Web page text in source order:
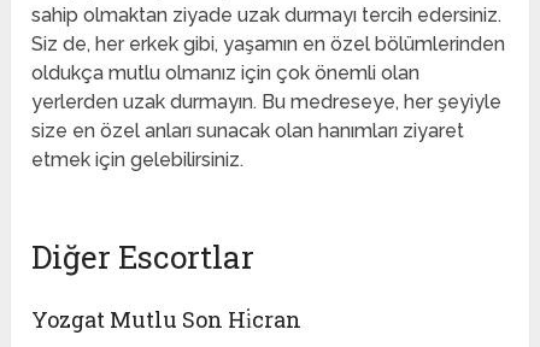
sahip olmaktan ziyade uzak durmayı tercih edersiniz.
Siz de, her erkek gibi, yaşamın en özel bölümlerinden
oldukça mutlu olmanız için çok önemli olan
yerlerden uzak durmayın. Bu medreseye, her şeyiyle
size en özel anları sunacak olan hanımları ziyaret
etmek için gelebilirsiniz.
Diğer Escortlar
Yozgat Mutlu Son Hi̇cran